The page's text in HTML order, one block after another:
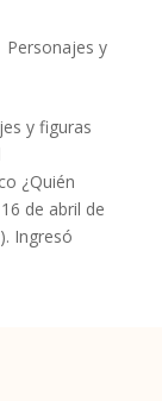
Personajes y
y figuras
¿Quién
de abril de
Ingresó